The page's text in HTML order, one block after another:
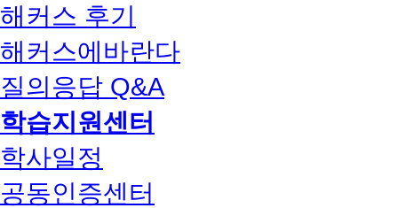
해커스 후기
해커스에바란다
질의응답 Q&A
학습지원센터
학사일정
공동인증센터